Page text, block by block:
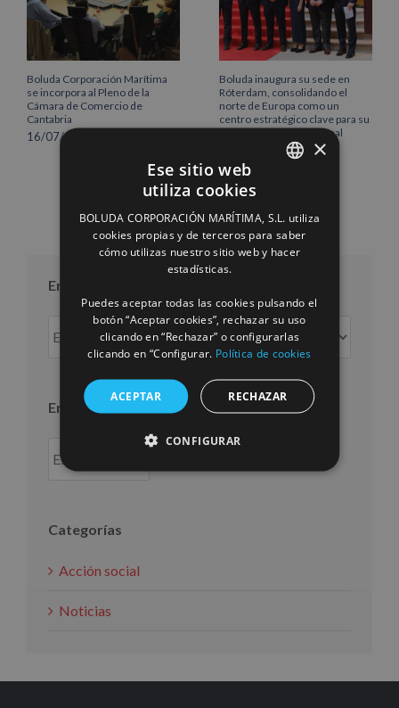
Boluda Corporación Marítima
se incorpora al Pleno de la
Cámara de Comercio de
Cantabria
16/07/2026
Boluda inaugura su sede en
Róterdam, consolidando el
norte de Europa como un
centro estratégico clave para su
crecimiento internacional
Entradas por mes
Entradas
por
Entradas por año
Categorías
Acción social
Noticias
ENGLISH
FRENCH
×
Ese sitio web
utiliza cookies
BOLUDA CORPORACIÓN MARÍTIMA, S.L. utiliza
cookies propias y de terceros para saber
cómo utilizas nuestro sitio web y hacer
estadísticas.
Puedes aceptar todas las cookies pulsando el
botón “Aceptar cookies”, rechazar su uso
clicando en “Rechazar” o configurarlas
clicando en “Configurar. Política de cookies
ACEPTAR RECHAZAR
CONFIGURAR